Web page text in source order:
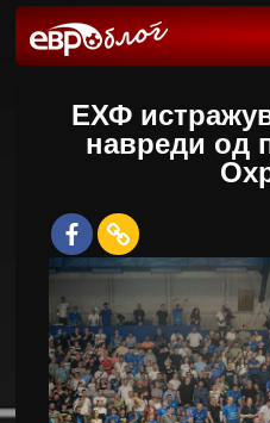
ЕХФ
навреди од